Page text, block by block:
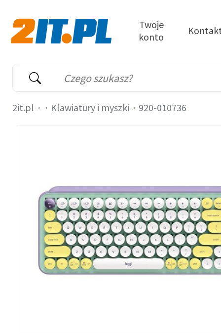
Wyszukiwarka
Słowo kluczowe
Twoje
konto
2it.pl Klawiatury i myszki 920-010736